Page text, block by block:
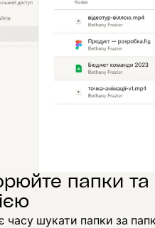
папки та
часу шукати папки за